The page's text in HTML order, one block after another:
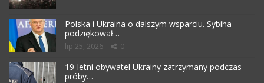
Polska i Ukraina o dalszym wsparciu. Sybiha
podziękował…
lip 25, 2026 0
19-letni obywatel Ukrainy zatrzymany podczas
próby…